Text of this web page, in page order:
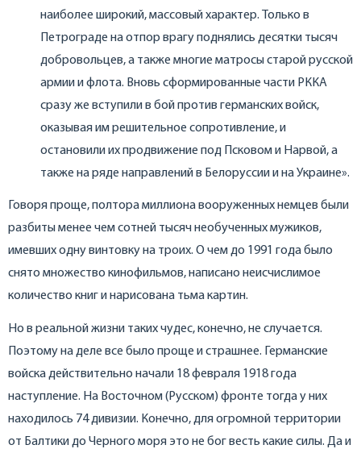
наиболее широкий, массовый характер. Только в
Петрограде на отпор врагу поднялись десятки тысяч
добровольцев, а также многие матросы старой русской
армии и флота. Вновь сформированные части РККА
сразу же вступили в бой против германских войск,
оказывая им решительное сопротивление, и
остановили их продвижение под Псковом и Нарвой, а
также на ряде направлений в Белоруссии и на Украине».
Говоря проще, полтора миллиона вооруженных немцев были
разбиты менее чем сотней тысяч необученных мужиков,
имевших одну винтовку на троих. О чем до 1991 года было
снято множество кинофильмов, написано неисчислимое
количество книг и нарисована тьма картин.
Но в реальной жизни таких чудес, конечно, не случается.
Поэтому на деле все было проще и страшнее. Германские
войска действительно начали 18 февраля 1918 года
наступление. На Восточном (Русском) фронте тогда у них
находилось 74 дивизии. Конечно, для огромной территории
от Балтики до Черного моря это не бог весть какие силы. Да и